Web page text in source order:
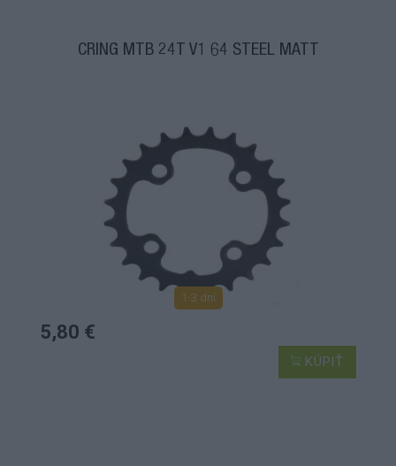
CRING MTB 24T V1 64 STEEL MATT
1-3 dní
5,80 €
KÚPIŤ